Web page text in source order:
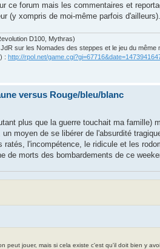
ce forum mais les commentaires et
(y xompris de moi-même parfois d'ailleurs).
D100, Mythras)
JdR sur les Nomades des steppes et le jeu du même
: http://rpol.net/
versus Rouge/bleu/blanc
plus que la guerre touchait ma
moyen de se libérer de l'absurdité
ratés, l'incompétence, le ridicule et les
de morts des bombardements de ce
peut jouer, mais si cela existe c'est qu'il doit bien y